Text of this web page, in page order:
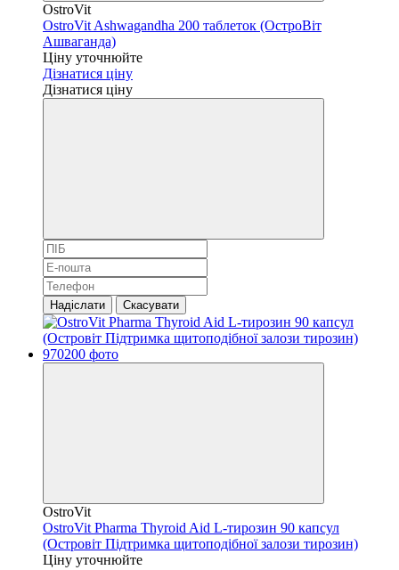
OstroVit
OstroVit Ashwagandha 200 таблеток (ОстроВіт
Ашваганда)
Ціну уточнюйте
Дізнатися ціну
Дізнатися ціну
Надіслати Скасувати
OstroVit
OstroVit Pharma Thyroid Aid L-тирозин 90 капсул
(Островіт Підтримка щитоподібної залози тирозин)
Ціну уточнюйте